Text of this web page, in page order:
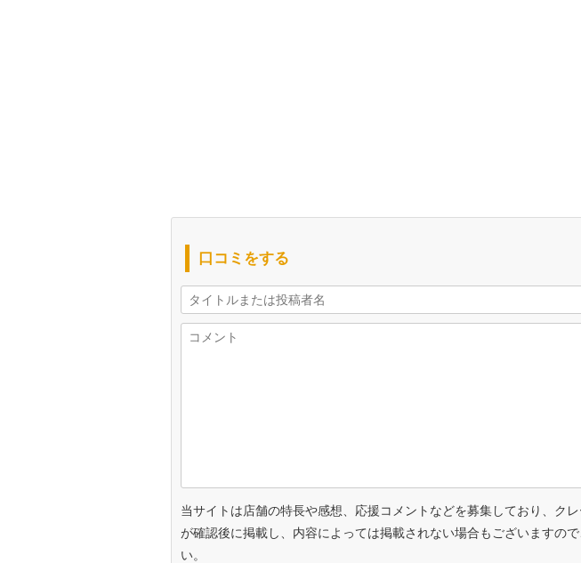
口コミをする
当サイトは店舗の特長や感想、応援コメントなどを募集しており、ク
が確認後に掲載し、内容によっては掲載されない場合もございますの
い。